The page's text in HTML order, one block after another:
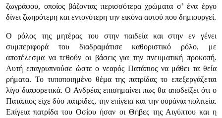
ζωγράφου, οποίος βάζοντας περισσότερα χρώματα σ’ ένα έργο
δίνει ζωηρότερη και εντονότερη την εικόνα αυτού που δημιουργεί.
Ο ρόλος της μητέρας του στην παιδεία και στην εν γένει
συμπεριφορά του διαδραμάτισε καθοριστικό ρόλο, με
αποτέλεσμα να τεθούν οι βάσεις για την πνευματική προκοπή.
Αυτή επαγρυπνούσε ώστε ο νεαρός Πατάπιος να μάθει τα θεία
ρήματα. Το τυποποιημένο θέμα της πατρίδας το επεξεργάζεται
λίγο διαφορετικά. Ο Ανδρέας επισημαίνει πως θα αποδείξει ότι ο
Πατάπιος είχε δύο πατρίδες, την επίγεια και την ουράνια πολιτεία.
Επίγεια πατρίδα του Οσίου ήσαν οι Θήβες της Αιγύπτου και η